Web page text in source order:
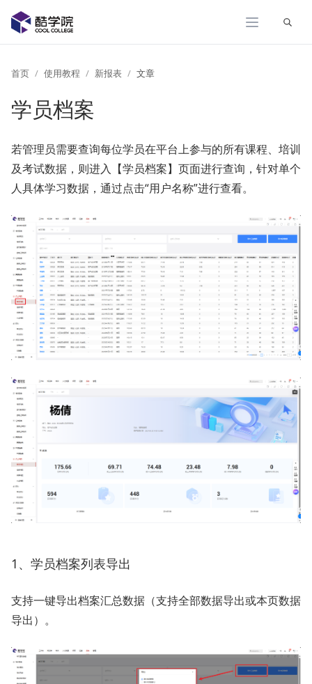
展开
首页 使用教程 新报表 文章
学员档案
若管理员需要查询每位学员在平台上参与的所有课程、培训
及考试数据，则进入【学员档案】页面进行查询，针对单个
人具体学习数据，通过点击“用户名称”进行查看。
1、学员档案列表导出
支持一键导出档案汇总数据（支持全部数据导出或本页数据
导出）。